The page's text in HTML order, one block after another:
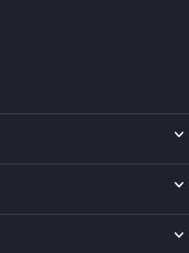
expand_more
expand_more
expand_more